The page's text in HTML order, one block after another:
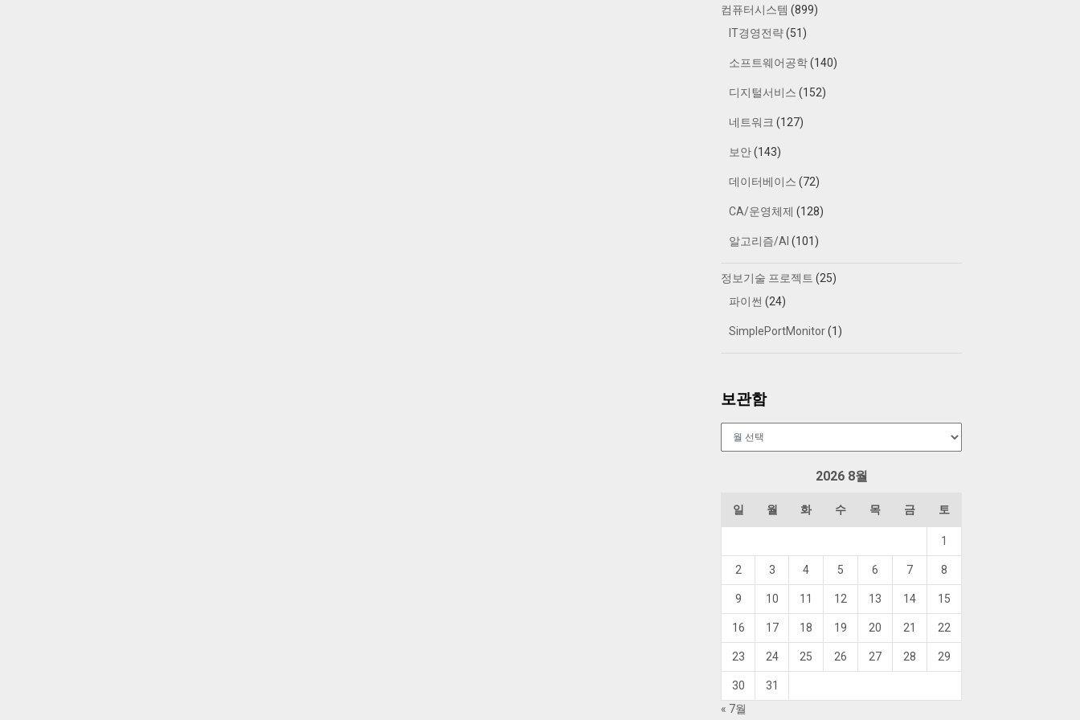
컴퓨터시스템 (899)
IT경영전략(51)
소프트웨어공학(140)
디지털서비스 (152)
네트워크 (127)
보안(143)
데이터베이스 (72)
CA/운영체제 (128)
알고리즘/AI (101)
정보기술 프로젝트 (25)
파이썬 (24)
SimplePortMonitor(1)
보관함
2026 8월
일 월 화 수 목 금 토
1
2 3 4 5 6 7 8
9 10 11 12 13 14 15
16 17 18 19 20 21 22
23 24 25 26 27 28 29
30
31
« 7월